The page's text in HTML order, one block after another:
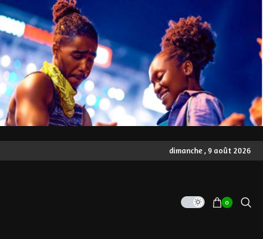
dimanche , 9 août 2026
0